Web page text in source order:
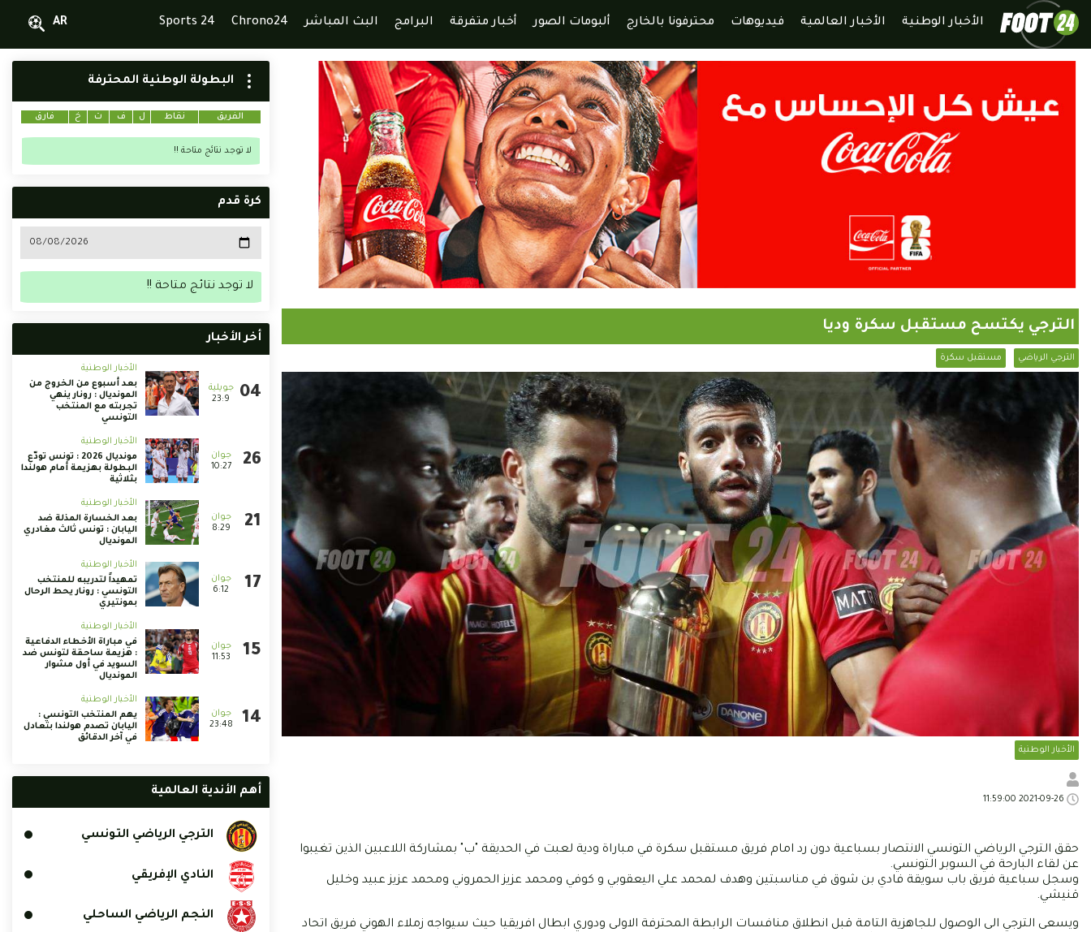
الأخبار الوطنية الأخبار العالمية فيديوهات محترفونا بالخارج ألبومات الصور أخبار متفرقة البرامج البث المباشر Chrono24
Sports 24
AR
الترجي يكتسح مستقبل سكرة وديا
الترجي الرياضي مسنقبل سكرة
الأخبار الوطنية
حقق الترجي الرياضي التونسي الانتصار بسباعية دون رد امام فريق مستقبل سكرة في مباراة ودية لعبت في الحديقة "ب" بمشاركة اللاعبين الذين تغيبوا
عن لقاء البارحة في السوبر التونسي.
وسجل سباعية فريق باب سويقة فادي بن شوق في مناسبتين وهدف لمحمد علي اليعقوبي و كوفي ومحمد عزيز الحمروني ومحمد عزيز عبيد وخليل
قنيشي.
ويسعى الترجي الى الوصول للجاهزية التامة قبل انطلاق منافسات الرابطة المحترفة الاولى ودوري ابطال افريقيا حيث سيواجه زملاء الهوني فريق اتحاد
البطولة الوطنية المحترفة
الفريق نقاط ل ف ت خ فارق
لا توجد نتائج متاحة !!
كرة قدم
لا توجد نتائج متاحة !!
أخر الأخبار
23:9
الأخبار الوطنية
بعد أسبوع من الخروج من
المونديال : رونار ينهي
تجربته مع المنتخب
التونسي
10:27
الأخبار الوطنية
مونديال 2026 : تونس تودّع
البطولة بهزيمة أمام هولندا
بثلاثية
8:29
الأخبار الوطنية
بعد الخسارة المذلة ضد
اليابان : تونس ثالث مغادري
المونديال
6:12
الأخبار الوطنية
تمهيداً لتدريبه للمنتخب
التونسي : رونار يحط الرحال
بمونتيري
11:53
الأخبار الوطنية
في مباراة الأخطاء الدفاعية
: هزيمة ساحقة لتونس ضد
السويد في أول مشوار
المونديال
23:48
الأخبار الوطنية
يهم المنتخب التونسي :
اليابان تصدم هولندا بتعادل
في آخر الدقائق
أهم الأندية العالمية
الترجي الرياضي التونسي
النادي الإفريقي
النجم الرياضي الساحلي